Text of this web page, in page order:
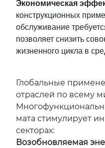
Экономическая
конструкционных
обслуживание
позволяет снизить
жизненного цикла в
Глобальные
отраслей по всему
мата стимулирует
секторах:
Возобновляемая